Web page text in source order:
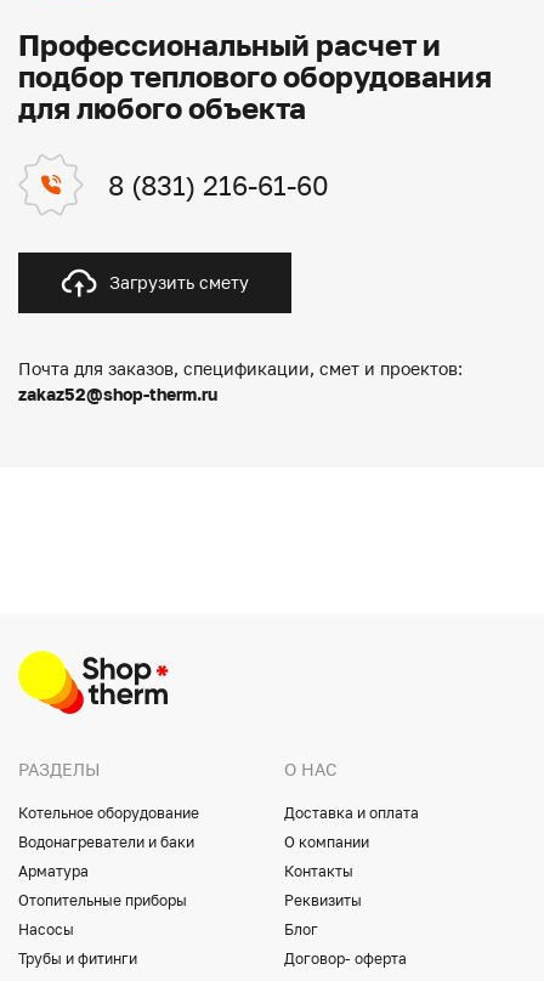
Профессиональный расчет и
подбор теплового оборудования
для любого объекта
8 (831) 216-61-60
Загрузить смету
Почта для заказов, спецификации, смет и проектов:
zakaz52@shop-therm.ru
РАЗДЕЛЫ
Котельное оборудование
Водонагреватели и баки
Арматура
Отопительные приборы
Насосы
Трубы и фитинги
О НАС
Доставка и оплата
О компании
Контакты
Реквизиты
Блог
Договор- оферта